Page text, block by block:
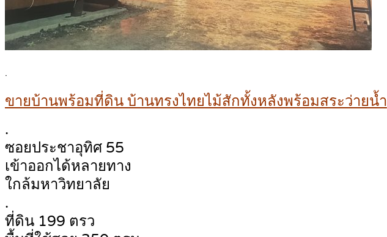
.
ขายบ้านพร้อมที่ดิน บ้านทรงไทยไม้สักทั้งหลังพร้อมสระว่ายน้ำ
.
ซอยประชาอุทิศ 55
เข้าออกได้หลายทาง
ใกล้มหาวิทยาลัย
.
ที่ดิน 199 ตรว